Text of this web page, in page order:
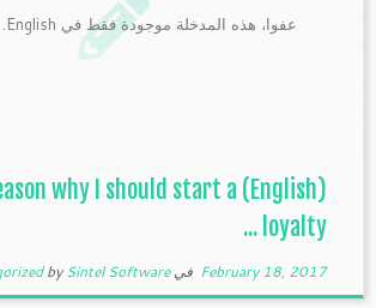
عفوا، هذه المدخلة موجودة فقط في English.
one reason why I should start a
loyalty ...
February 18, 2017 في bySintel Software